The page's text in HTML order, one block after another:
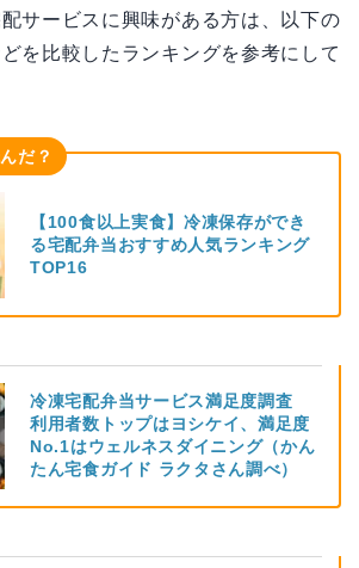
サービスに興味がある方は、以下の
を比較したランキングを参考にして
だ？
【100食以上実食】冷凍保存ができ
る宅配弁当おすすめ人気ランキング
TOP16
冷凍宅配弁当サービス満足度調査
利用者数トップはヨシケイ、満足度
No.1はウェルネスダイニング（かん
たん宅食ガイド ラクタさん調べ）